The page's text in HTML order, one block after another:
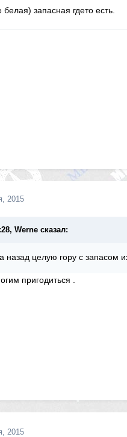
запасная гдето есть.
2015
Werne сказал:
назад целую гору с запасом
пригодиться .
2015